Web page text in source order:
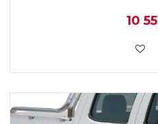
10